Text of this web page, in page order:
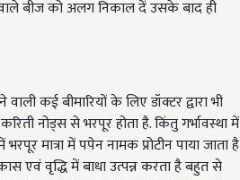
कई बीमारियों के लिए डॉक्टर द्वारा भी
नोड्स से भरपूर होता है. किंतु गर्भावस्था में
मात्रा में पपेन नामक प्रोटीन पाया जाता है
एवं वृद्धि में बाधा उत्पन्न करता है बहुत से
खीर अथवा लेटेक्स भी भ्रूण के अस्तित्व के